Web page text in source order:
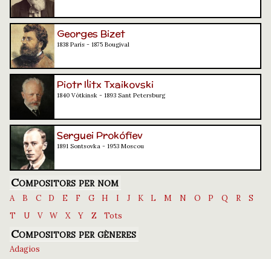
Georges Bizet
1838 París - 1875 Bougival
Piotr Ilitx Txaikovski
1840 Vótkinsk - 1893 Sant Petersburg
Serguei Prokófiev
1891 Sontsovka - 1953 Moscou
Compositors per nom
A B C D E F G H I J K L M N O P Q R
S
T
U V W X Y Z Tots
Compositors per gèneres
Adagios